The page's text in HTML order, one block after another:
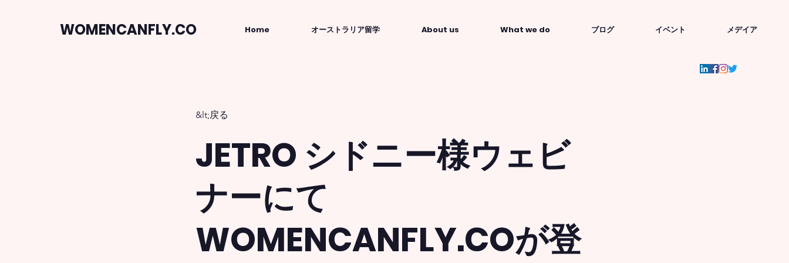
WOMENCANFLY.CO Home オーストラリア留学 About us What we do ブログ イベント メデイア
&lt;戻る
JETRO シドニー様ウェビ
ナーにて
WOMENCANFLY.COが登